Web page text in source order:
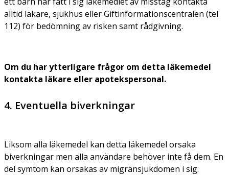
alltid läkare, sjukhus eller Giftinformationscentralen (tel
112) för bedömning av risken samt rådgivning.
Om du har ytterligare frågor om detta läkemedel
kontakta läkare eller apotekspersonal.
4. Eventuella biverkningar
Liksom alla läkemedel kan detta läkemedel orsaka
biverkningar men alla användare behöver inte få dem. En
del symtom kan orsakas av migränsjukdomen i sig.